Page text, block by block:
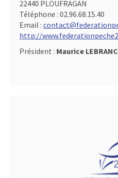
22440 PLOUFRAGAN
Téléphone : 02.96.68.15.40
Email :
http://
Président : Maurice